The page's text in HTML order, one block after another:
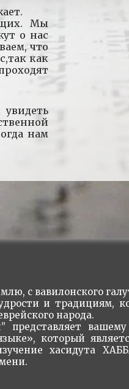
Мы
о нас
что
как
нам
с вавилонского
и традициям,
народа.
представляет
который
хасидута